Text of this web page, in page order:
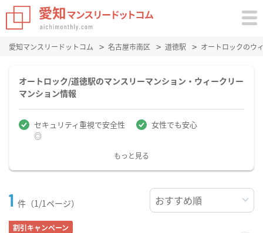
愛知マンスリードットコム 名古屋市南区 道徳駅 オートロックのウ
オートロック/道徳駅のマンスリーマンション・ウィークリー
マンション情報
セキュリティ重視で安全性
◎
女性でも安心
もっと見る
1 件（1/1ページ）
割引キャンペーン